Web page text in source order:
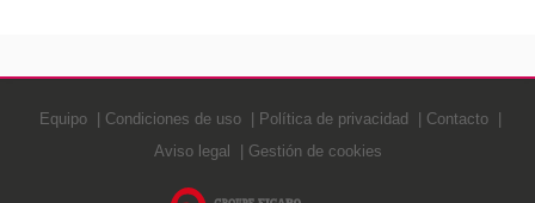
Equipo Condiciones de uso Política de privacidad
Contacto
Aviso legal
Gestión de cookies